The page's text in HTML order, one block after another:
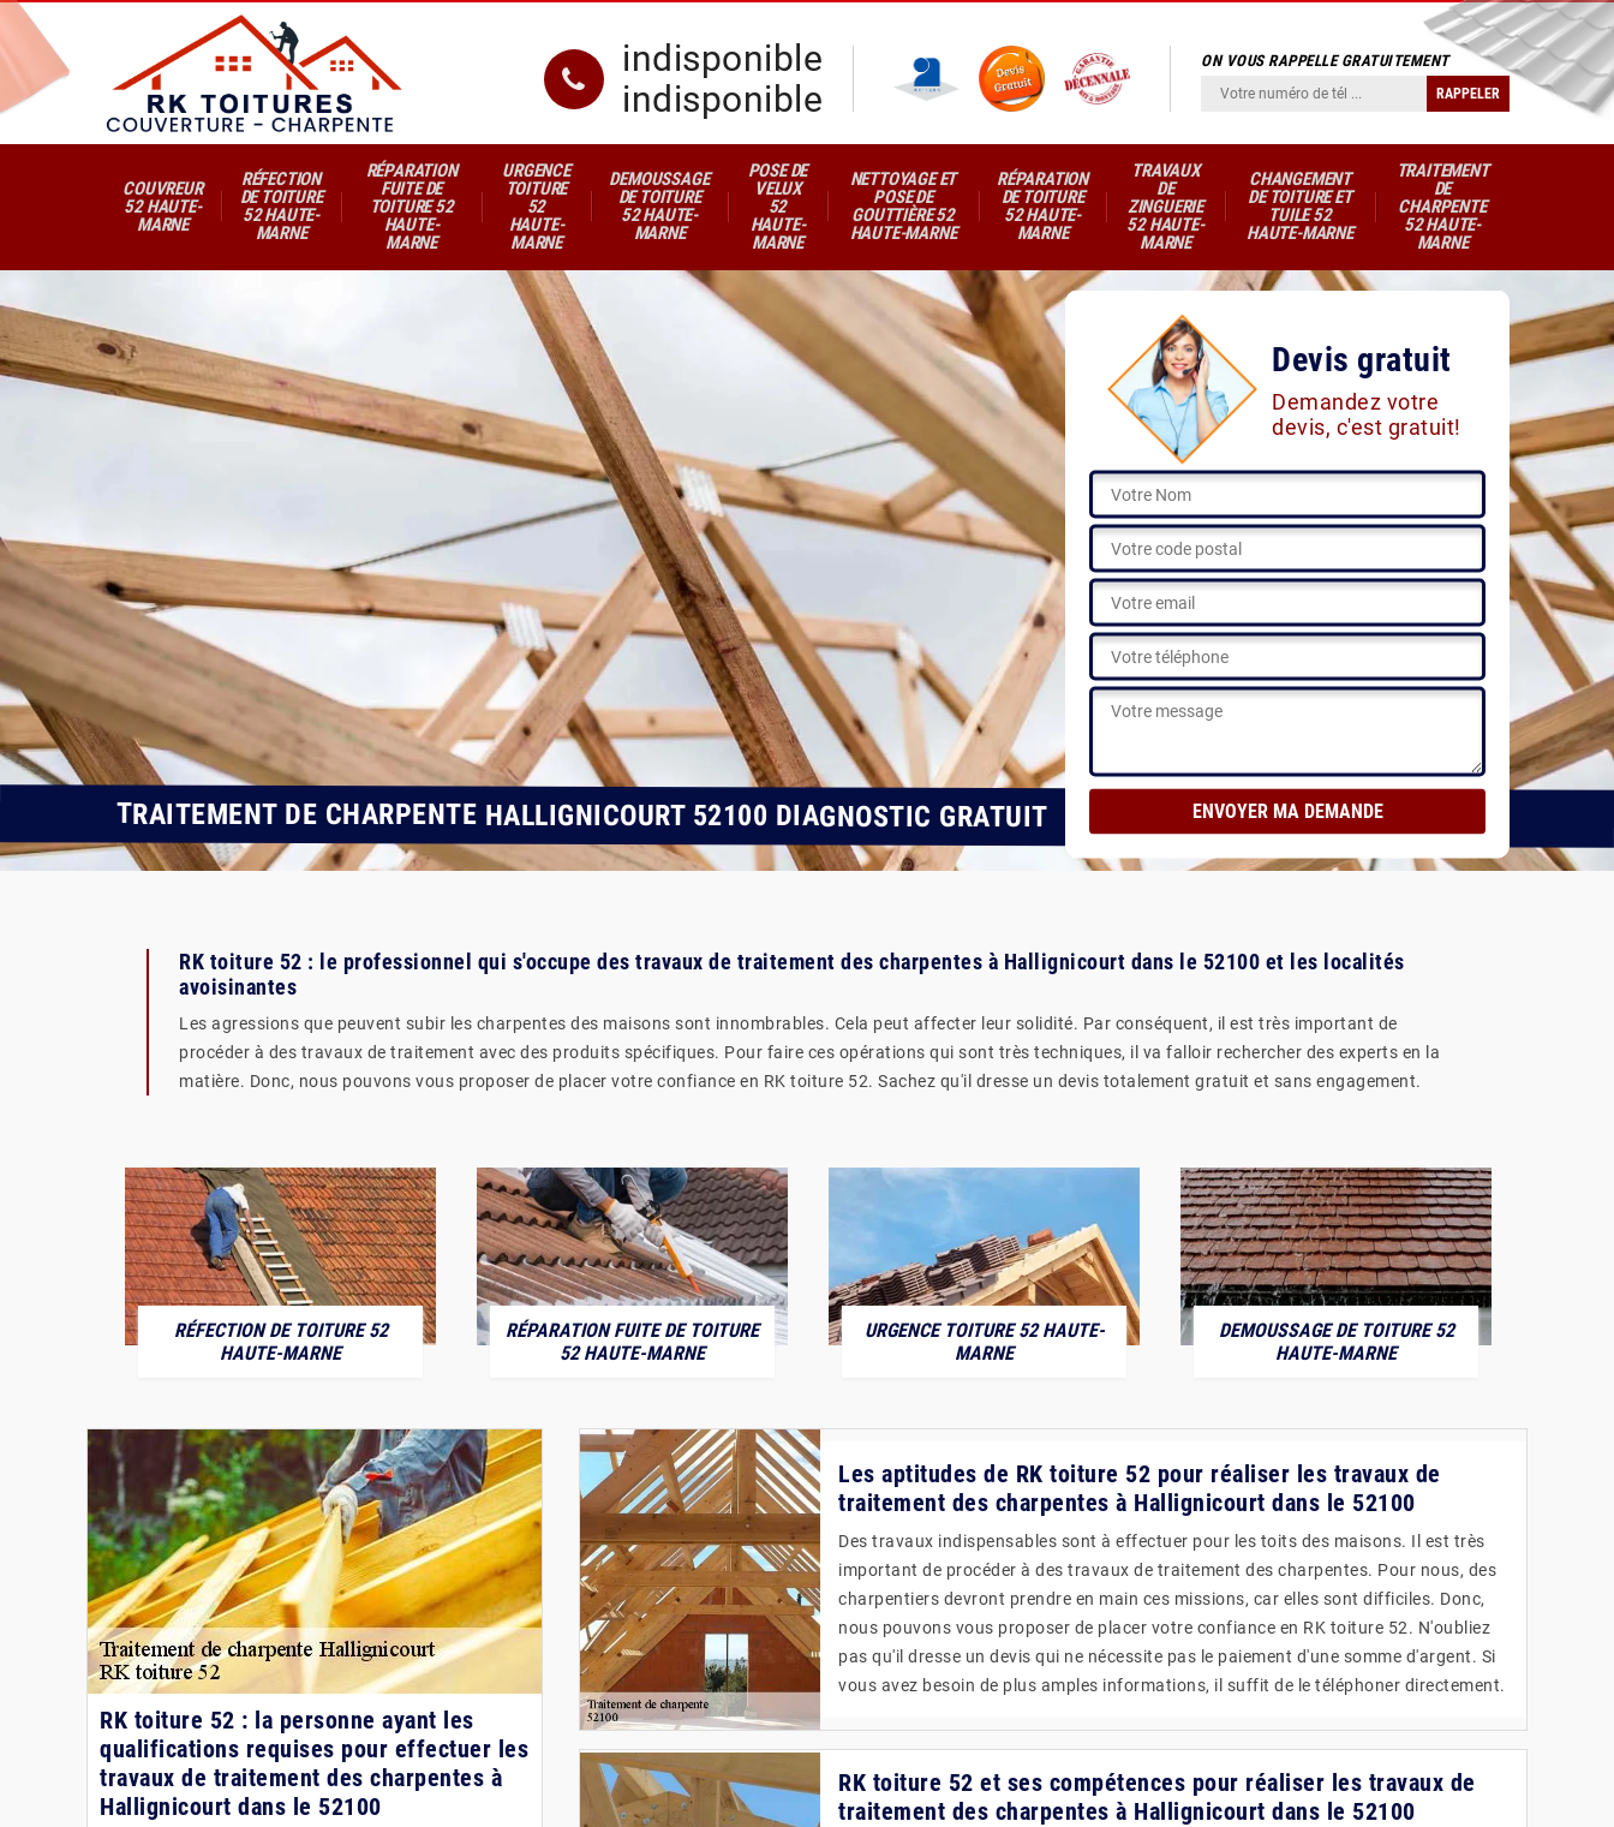
indisponible
indisponible
ON VOUS RAPPELLE GRATUITEMENT
COUVREUR
52 HAUTE-
MARNE
RÉFECTION
DE TOITURE
52 HAUTE-
MARNE
RÉPARATION
FUITE DE
TOITURE 52
HAUTE-
MARNE
URGENCE
TOITURE
52
HAUTE-
MARNE
DEMOUSSAGE
DE TOITURE
52 HAUTE-
MARNE
POSE DE
VELUX
52
HAUTE-
MARNE
NETTOYAGE ET
POSE DE
GOUTTIÈRE 52
HAUTE-MARNE
RÉPARATION
DE TOITURE
52 HAUTE-
MARNE
TRAVAUX
DE
ZINGUERIE
52 HAUTE-
MARNE
CHANGEMENT
DE TOITURE ET
TUILE 52
HAUTE-MARNE
TRAITEMENT
DE
CHARPENTE
52 HAUTE-
MARNE
Devis gratuit
Demandez votre
devis, c'est gratuit!
TRAITEMENT DE CHARPENTE HALLIGNICOURT 52100 DIAGNOSTIC GRATUIT Voir nos réalisations
RK toiture 52 : le professionnel qui s'occupe des travaux de traitement des charpentes à Hallignicourt dans le 52100 et les localités
avoisinantes
Les agressions que peuvent subir les charpentes des maisons sont innombrables. Cela peut affecter leur solidité. Par conséquent, il est très important de
procéder à des travaux de traitement avec des produits spécifiques. Pour faire ces opérations qui sont très techniques, il va falloir rechercher des experts en la
matière. Donc, nous pouvons vous proposer de placer votre confiance en RK toiture 52. Sachez qu'il dresse un devis totalement gratuit et sans engagement.
RÉFECTION DE TOITURE 52
HAUTE-MARNE
RÉPARATION FUITE DE TOITURE
52 HAUTE-MARNE
URGENCE TOITURE 52 HAUTE-
MARNE
DEMOUSSAGE DE TOITURE 52
HAUTE-MARNE
RK toiture 52 : la personne ayant les
qualifications requises pour effectuer les
travaux de traitement des charpentes à
Hallignicourt dans le 52100
Les aptitudes de RK toiture 52 pour réaliser les travaux de
traitement des charpentes à Hallignicourt dans le 52100
Des travaux indispensables sont à effectuer pour les toits des maisons. Il est très
important de procéder à des travaux de traitement des charpentes. Pour nous, des
charpentiers devront prendre en main ces missions, car elles sont difficiles. Donc,
nous pouvons vous proposer de placer votre confiance en RK toiture 52. N'oubliez
pas qu'il dresse un devis qui ne nécessite pas le paiement d'une somme d'argent. Si
vous avez besoin de plus amples informations, il suffit de le téléphoner directement.
RK toiture 52 et ses compétences pour réaliser les travaux de
traitement des charpentes à Hallignicourt dans le 52100